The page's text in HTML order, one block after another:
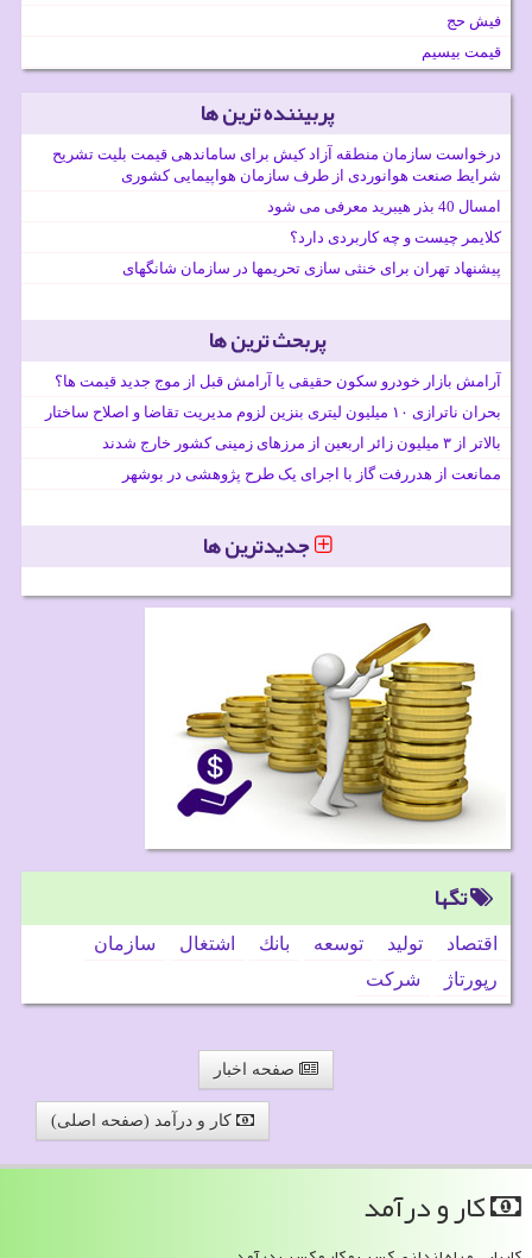
فیش حج
قیمت بیسیم
پربیننده ترین ها
درخواست سازمان منطقه آزاد کیش برای ساماندهی قیمت بلیت تشریح
شرایط صنعت هوانوردی از طرف سازمان هواپیمایی کشوری
امسال 40 بذر هیبرید معرفی می شود
کلایمر چیست و چه کاربردی دارد؟
پیشنهاد تهران برای خنثی سازی تحریمها در سازمان شانگهای
پربحث ترین ها
آرامش بازار خودرو سکون حقیقی یا آرامش قبل از موج جدید قیمت ها؟
بحران ناترازی ۱۰ میلیون لیتری بنزین لزوم مدیریت تقاضا و اصلاح ساختار
بالاتر از ۳ میلیون زائر اربعین از مرزهای زمینی کشور خارج شدند
ممانعت از هدررفت گاز با اجرای یک طرح پژوهشی در بوشهر
جدیدترین ها
تگها
اقتصاد تولید توسعه بانك اشتغال
سازمان
رپورتاژ
شركت
صفحه اخبار
کار و درآمد (صفحه اصلی)
كار و درآمد